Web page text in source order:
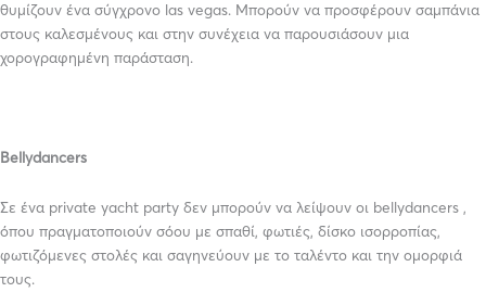
θυμίζουν ένα σύγχρονο las vegas. Μπορούν να προσφέρουν σαμπάνια
στους καλεσμένους και στην συνέχεια να παρουσιάσουν μια
χορογραφημένη παράσταση.
Bellydancers
Σε ένα private yacht party δεν μπορούν να λείψουν οι bellydancers ,
όπου πραγματοποιούν σόου με σπαθί, φωτιές, δίσκο ισορροπίας,
φωτιζόμενες στολές και σαγηνεύουν με το ταλέντο και την ομορφιά
τους.